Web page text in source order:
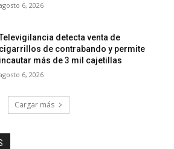
6, 2026
detecta venta de
cigarrillos de contrabando y permite
incautar más de 3 mil cajetillas
6, 2026
Cargar más